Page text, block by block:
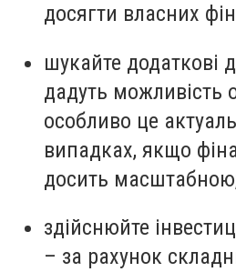
досягти власних
шукайте додаткові
дадуть можливість
особливо це
випадках, якщо
досить
здійснюйте
– за рахунок